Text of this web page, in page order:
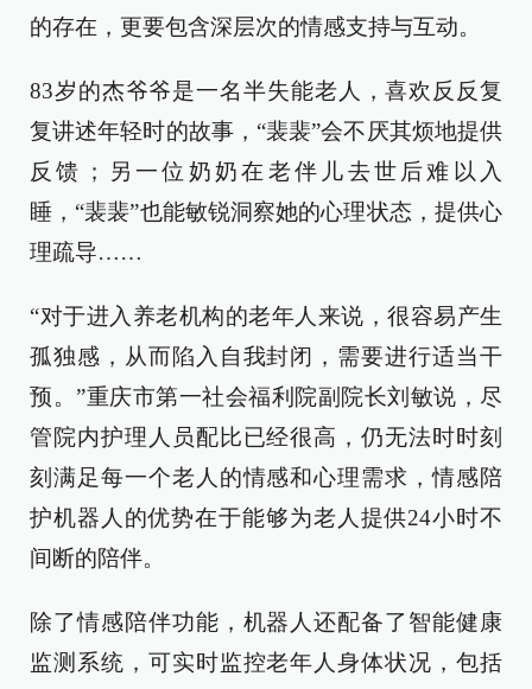
的存在，更要包含深层次的情感支持与互动。
83岁的杰爷爷是一名半失能老人，喜欢反反复
复讲述年轻时的故事，“裴裴”会不厌其烦地提供
反馈；另一位奶奶在老伴儿去世后难以入
睡，“裴裴”也能敏锐洞察她的心理状态，提供心
理疏导……
“对于进入养老机构的老年人来说，很容易产生
孤独感，从而陷入自我封闭，需要进行适当干
预。”重庆市第一社会福利院副院长刘敏说，尽
管院内护理人员配比已经很高，仍无法时时刻
刻满足每一个老人的情感和心理需求，情感陪
护机器人的优势在于能够为老人提供24小时不
间断的陪伴。
除了情感陪伴功能，机器人还配备了智能健康
监测系统，可实时监控老年人身体状况，包括